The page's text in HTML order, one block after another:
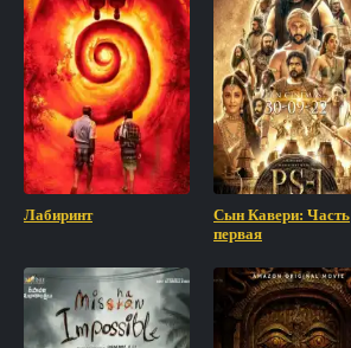
Лабиринт
Сын Кавери: Часть
первая